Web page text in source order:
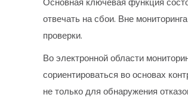
отвечать на сбои. Вне
проверки.
Во электронной области
сориентироваться во основах
не только для обнаружения